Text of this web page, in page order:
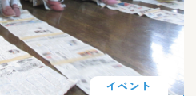
イベント